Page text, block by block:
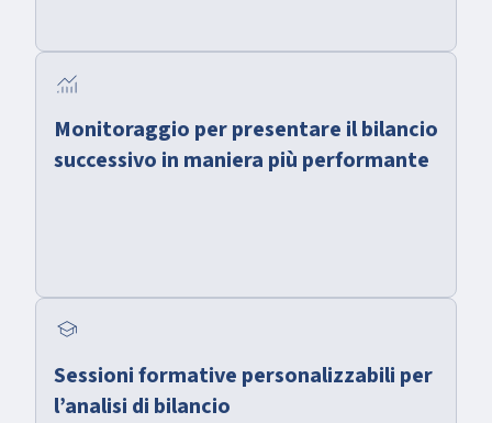
monitoring
Monitoraggio per presentare il bilancio
successivo in maniera più performante
school
Sessioni formative personalizzabili per
l’analisi di bilancio